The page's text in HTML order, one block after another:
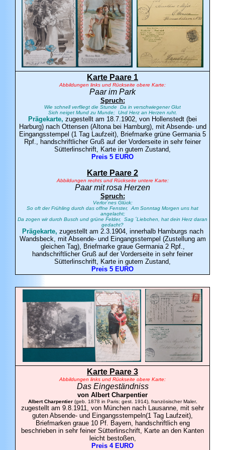
Karte Paare 1
Abbildungen links und Rückseite obere Karte:
Paar im Park
Spruch:
Wie schnell verfliegt die Stunde Da in verschwiegener Glut
Sich neiget Mund zu Munde; Und Herz an Herzen ruht.
Prägekarte, zugestellt am 18.7.1902, von Hollenstedt (bei
Harburg) nach Ottensen (Altona bei Hamburg), mit Absende- und
Eingangsstempel (1 Tag Laufzeit), Briefmarke grüne Germania 5
Rpf., handschriftlicher Gruß auf der Vorderseite in sehr feiner
Sütterlinschrift, Karte in gutem Zustand,
Preis 5 EURO
Karte Paare 2
Abbildungen rechts und Rückseite untere Karte:
Paar mit rosa Herzen
Spruch:
Verlor´nes Glück:
So oft der Frühling durch das offne Fenster, Am Sonntag Morgen uns hat
angelacht;
Da zogen wir durch Busch und grüne Felder, Sag ´Liebchen, hat dein Herz daran
gedacht?
Prägekarte, zugestellt am 2.3.1904, innerhalb Hamburgs nach
Wandsbeck, mit Absende- und Eingangsstempel (Zustellung am
gleichen Tag), Briefmarke graue Germania 2 Rpf.,
handschriftlicher Gruß auf der Vorderseite in sehr feiner
Sütterlinschrift, Karte in gutem Zustand,
Preis 5 EURO
Karte Paare 3
Abbildungen links und Rückseite obere Karte:
Das Eingeständniss
von Albert Charpentier
Albert Charpentier(geb. 1878 in Paris; gest. 1914), französischer Maler.
zugestellt am 9.8.1911, von München nach Lausanne, mit sehr
guten Absende- und Eingangsstempeln(1 Tag Laufzeit),
Briefmarken graue 10 Pf. Bayern, handschriftlich eng
beschrieben in sehr feiner Sütterlinschrift, Karte an den Kanten
leicht bestoßen,
Preis 4 EURO